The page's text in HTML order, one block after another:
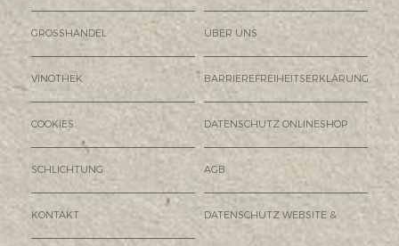
GROSSHANDEL ÜBER UNS
VINOTHEK BARRIEREFREIHEITSERKLÄRUNG
COOKIES DATENSCHUTZ ONLINESHOP
SCHLICHTUNG AGB
KONTAKT DATENSCHUTZ WEBSITE &